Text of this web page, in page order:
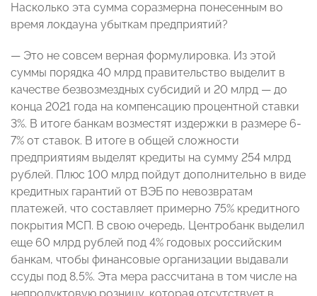
Насколько эта сумма соразмерна понесенным во
время локдауна убыткам предприятий?
— Это не совсем верная формулировка. Из этой
суммы порядка 40 млрд правительство выделит в
качестве безвозмездных субсидий и 20 млрд — до
конца 2021 года на компенсацию процентной ставки
3%. В итоге банкам возместят издержки в размере 6-
7% от ставок. В итоге в общей сложности
предприятиям выделят кредиты на сумму 254 млрд
рублей. Плюс 100 млрд пойдут дополнительно в виде
кредитных гарантий от ВЭБ по невозвратам
платежей, что составляет примерно 75% кредитного
покрытия МСП. В свою очередь, Центробанк выделил
еще 60 млрд рублей под 4% годовых российским
банкам, чтобы финансовые организации выдавали
ссуды под 8,5%. Эта мера рассчитана в том числе на